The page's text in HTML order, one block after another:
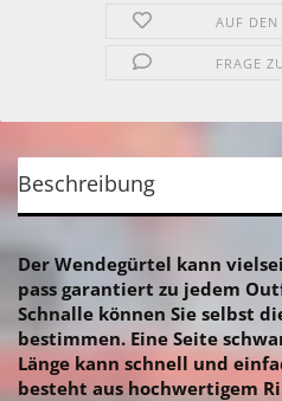
AUF DEN
FRAGE
Beschreibung
Der Wendegürtel kann
pass garantiert zu jedem
Schnalle können Sie selbst
bestimmen. Eine Seite
Länge kann schnell und
besteht aus hochwertigem